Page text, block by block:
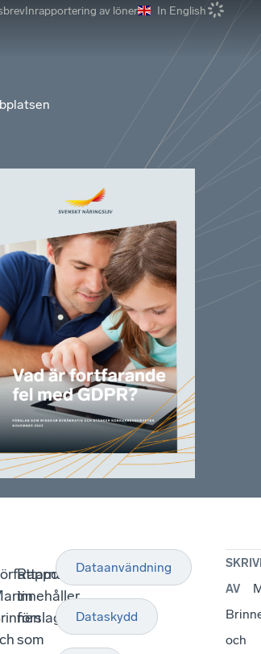
Inrapportering av löner In English
Rapporten
innehåller
förslag
som
Dataanvändning
Dataskydd
AV
och